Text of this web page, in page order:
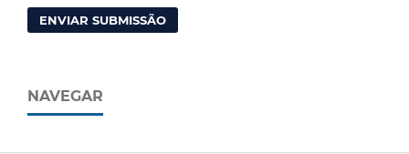
ENVIAR SUBMISSÃO
NAVEGAR